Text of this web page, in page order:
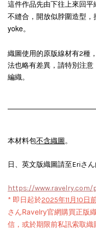
這件作品先由下往上來回
不縫合，開放似脖圍造型
yoke。
織圖使用的原版線材有2種
法也略有差異，請特別注
編織。
本材料包不含織圖。
日、英文版織圖請至Eriさ
https://
* 即日起於2025年11月10日
さんRavelry官網購買正版
信，或於期限前私訊索取織